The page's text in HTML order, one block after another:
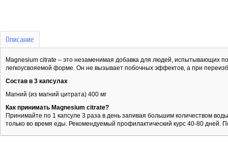
Описание
Magnesium citrate – это незаменимая добавка для людей, испытывающих
легкоусвояемой форме. Он не вызывает побочных эффектов, а при
Состав в 3 капсулах
Магний (из магний цитрата) 400 мг
Как принимать Magnesium citrate?
Принимайте по 1 капсуле 3 раза в день запивая большим количеством
только во время еды. Рекомендуемый профилактический курс 40-80 дней.